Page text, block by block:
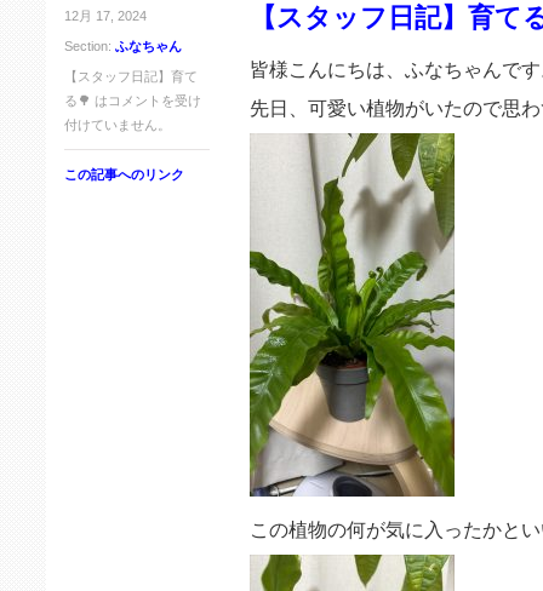
12月 17, 2024
Section: ふなちゃん
【スタッフ日記】育て
る🌳 は コメントを受け
付けていません。
この記事へのリンク
【スタッフ日記】育て
皆様こんにちは、ふなちゃんで
先日、可愛い植物がいたので思
この植物の何が気に入ったかと